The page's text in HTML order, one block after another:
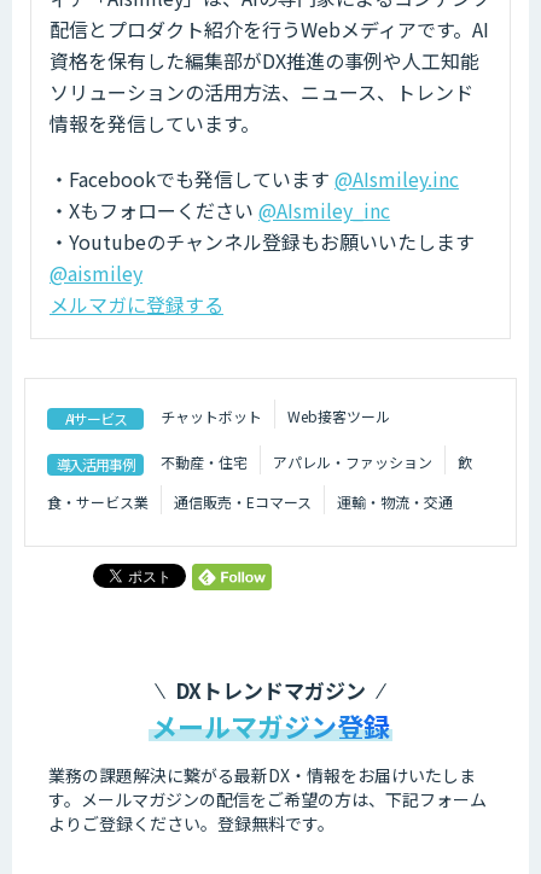
配信とプロダクト紹介を行うWebメディアです。AI
資格を保有した編集部がDX推進の事例や人工知能
ソリューションの活用方法、ニュース、トレンド
情報を発信しています。
・Facebookでも発信しています @AIsmiley.inc
・Xもフォローください @AIsmiley_inc
・Youtubeのチャンネル登録もお願いいたします
@aismiley
メルマガに登録する
AIサービス チャットボット Web接客ツール
導入活用事例 不動産・住宅 アパレル・ファッション
飲
食・サービス業
通信販売・Eコマース 運輸・物流・交通
DXトレンドマガジン
メールマガジン登録
業務の課題解決に繋がる最新DX・情報をお届けいたしま
す。 メールマガジンの配信をご希望の方は、下記フォーム
よりご登録ください。登録無料です。